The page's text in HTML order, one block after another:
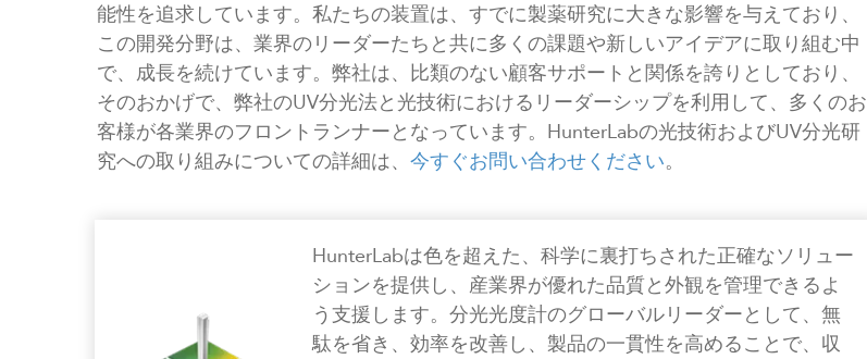
能性を追求しています。私たちの装置は、すでに製薬研究に大きな影響を与えており、
この開発分野は、業界のリーダーたちと共に多くの課題や新しいアイデアに取り組む中
で、成長を続けています。弊社は、比類のない顧客サポートと関係を誇りとしており、
そのおかげで、弊社のUV分光法と光技術におけるリーダーシップを利用して、多くのお
客様が各業界のフロントランナーとなっています。HunterLabの光技術およびUV分光研
究への取り組みについての詳細は、 今すぐお問い合わせください。
HunterLabは色を超えた、科学に裏打ちされた正確なソリュー
ションを提供し、産業界が優れた品質と外観を管理できるよ
う支援します。分光光度計のグローバルリーダーとして、無
駄を省き、効率を改善し、製品の一貫性を高めることで、収